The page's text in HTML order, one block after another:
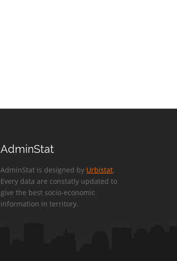
AdminStat
AdminStat is designed by Urbistat.
Every data are constatly updated to
give the best socio-economic
information in territory.